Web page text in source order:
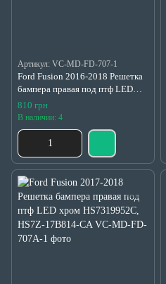
Артикул: VC-MD-FD-707-1
Ford Fusion 2016-2018 Решетка
бампера правая под птф LED
черный глянец HS7319952C,
HS7Z-17B814-CA
810 грн
В наличии: 4